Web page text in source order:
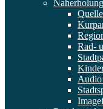
Rad-